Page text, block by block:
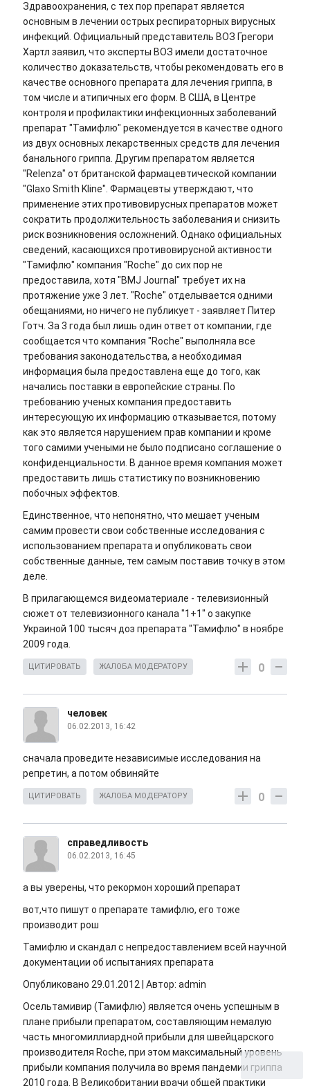
Здравоохранения, с тех пор препарат является
основным в лечении острых респираторных вирусных
инфекций. Официальный представитель ВОЗ Грегори
Хартл заявил, что эксперты ВОЗ имели достаточное
количество доказательств, чтобы рекомендовать его в
качестве основного препарата для лечения гриппа, в
том числе и атипичных его форм. В США, в Центре
контроля и профилактики инфекционных заболеваний
препарат "Тамифлю" рекомендуется в качестве одного
из двух основных лекарственных средств для лечения
банального гриппа. Другим препаратом является
"Relenza" от британской фармацевтической компании
"Glaxo Smith Kline". Фармацевты утверждают, что
применение этих противовирусных препаратов может
сократить продолжительность заболевания и снизить
риск возникновения осложнений. Однако официальных
сведений, касающихся противовирусной активности
"Тамифлю" компания "Roche" до сих пор не
предоставила, хотя "BMJ Journal" требует их на
протяжение уже 3 лет. "Roche" отделывается одними
обещаниями, но ничего не публикует - заявляет Питер
Готч. За 3 года был лишь один ответ от компании, где
сообщается что компания "Roche" выполняла все
требования законодательства, а необходимая
информация была предоставлена еще до того, как
начались поставки в европейские страны. По
требованию ученых компания предоставить
интересующую их информацию отказывается, потому
как это является нарушением прав компании и кроме
того самими учеными не было подписано соглашение о
конфиденциальности. В данное время компания может
предоставить лишь статистику по возникновению
побочных эффектов.
Единственное, что непонятно, что мешает ученым
самим провести свои собственные исследования с
использованием препарата и опубликовать свои
собственные данные, тем самым поставив точку в этом
деле.
В прилагающемся видеоматериале - телевизионный
сюжет от телевизионного канала "1+1" о закупке
Украиной 100 тысяч доз препарата "Тамифлю" в ноябре
2009 года.
0
ЦИТИРОВАТЬ ЖАЛОБА МОДЕРАТОРУ
человек
06.02.2013, 16:42
сначала проведите независимые исследования на
репретин, а потом обвиняйте
0
ЦИТИРОВАТЬ ЖАЛОБА МОДЕРАТОРУ
справедливость
06.02.2013, 16:45
а вы уверены, что рекормон хороший препарат
вот,что пишут о препарате тамифлю, его тоже
производит рош
Тамифлю и скандал с непредоставлением всей научной
документации об испытаниях препарата
Опубликовано 29.01.2012 | Автор: admin
Осельтамивир (Тамифлю) является очень успешным в
плане прибыли препаратом, составляющим немалую
часть многомиллиардной прибыли для швейцарского
производителя Roche, при этом максимальный уровень
прибыли компания получила во время пандемии гриппа
2010 года. В Великобритании врачи общей практики